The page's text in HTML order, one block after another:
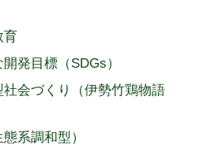
育
発目標（SDGs）
会づくり（伊勢竹鶏物語
系調和型）